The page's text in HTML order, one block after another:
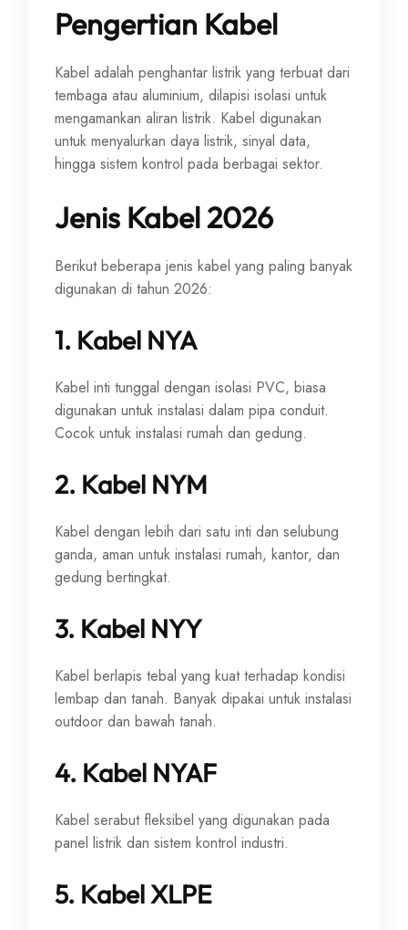
Pengertian Kabel
Kabel adalah penghantar listrik yang terbuat dari
tembaga atau aluminium, dilapisi isolasi untuk
mengamankan aliran listrik. Kabel digunakan
untuk menyalurkan daya listrik, sinyal data,
hingga sistem kontrol pada berbagai sektor.
Jenis Kabel 2026
Berikut beberapa jenis kabel yang paling banyak
digunakan di tahun 2026:
1. Kabel NYA
Kabel inti tunggal dengan isolasi PVC, biasa
digunakan untuk instalasi dalam pipa conduit.
Cocok untuk instalasi rumah dan gedung.
2. Kabel NYM
Kabel dengan lebih dari satu inti dan selubung
ganda, aman untuk instalasi rumah, kantor, dan
gedung bertingkat.
3. Kabel NYY
Kabel berlapis tebal yang kuat terhadap kondisi
lembap dan tanah. Banyak dipakai untuk instalasi
outdoor dan bawah tanah.
4. Kabel NYAF
Kabel serabut fleksibel yang digunakan pada
panel listrik dan sistem kontrol industri.
5. Kabel XLPE